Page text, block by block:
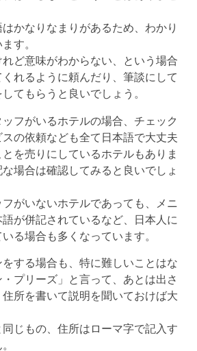
かなりなまりがあるため、わかり
す。
ど意味がわからない、という場合
れるように頼んだり、筆談にして
てもらうと良いでしょう。
フがいるホテルの場合、チェック
の依頼なども全て日本語で大丈夫
を売りにしているホテルもありま
場合は確認してみると良いでしょ
がいないホテルであっても、メニ
が併記されているなど、日本人に
る場合も多くなっています。
する場合も、特に難しいことはな
プリーズ」と言って、あとは出さ
所を書いて説明を聞いておけば大
じもの、住所はローマ字で記入す